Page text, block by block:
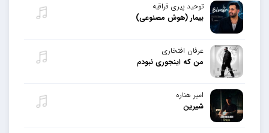
توحید پیری قراقیه
بیمار (هوش مصنوعی)
عرفان افتخاری
من که اینجوری نبودم
امیر هناره
شیرین